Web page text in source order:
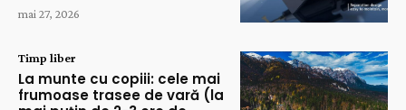
mai 27, 2026
Timp liber
La munte cu copiii: cele mai
frumoase trasee de vară (la